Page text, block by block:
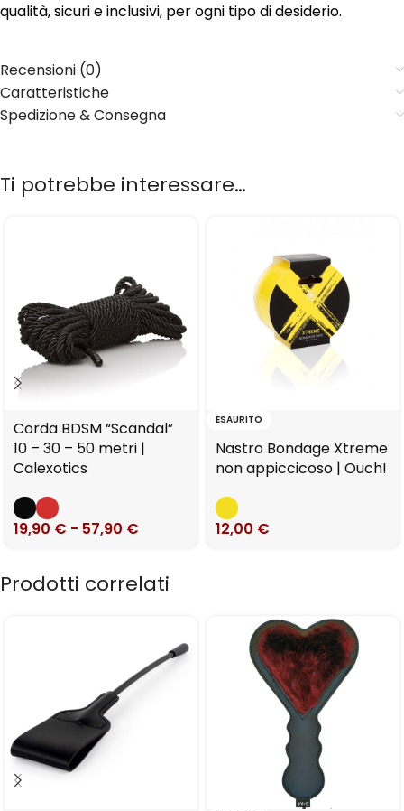
qualità, sicuri e inclusivi, per ogni tipo di desiderio.
Recensioni (0)
Caratteristiche
Spedizione & Consegna
Ti potrebbe interessare…
Corda BDSM “Scandal”
10 – 30 – 50 metri |
Calexotics
19,90 € - 57,90 €
ESAURITO
Nastro Bondage Xtreme
non appiccicoso | Ouch!
12,00 €
Prodotti correlati